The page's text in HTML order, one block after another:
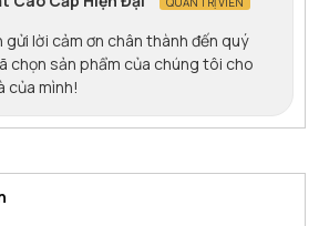
gửi lời cảm ơn chân thành đến quý
chọn sản phẩm của chúng tôi cho
của mình!